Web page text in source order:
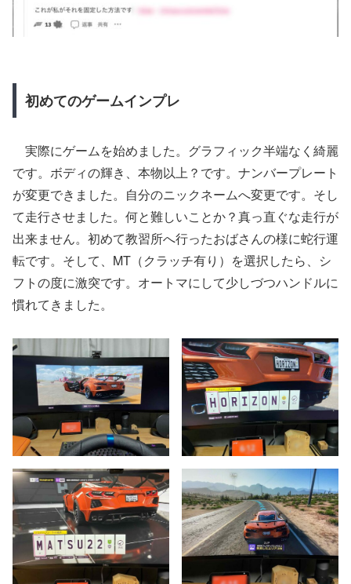
初めてのゲームインプレ
実際にゲームを始めました。グラフィック半端なく綺麗
です。ボディの輝き、本物以上？です。ナンバープレート
が変更できました。自分のニックネームへ変更です。そし
て走行させました。何と難しいことか？真っ直ぐな走行が
出来ません。初めて教習所へ行ったおばさんの様に蛇行運
転です。そして、MT（クラッチ有り）を選択したら、シ
フトの度に激突です。オートマにして少しづつハンドルに
慣れてきました。